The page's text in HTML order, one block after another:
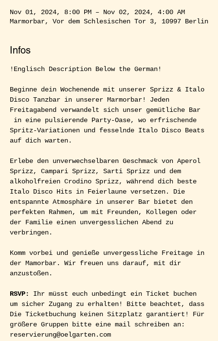
Nov 01, 2024, 8:00 PM – Nov 02, 2024, 4:00 AM
Marmorbar, Vor dem Schlesischen Tor 3, 10997 Berlin
Infos
!Englisch Description Below the German!
Beginne dein Wochenende mit unserer Sprizz & Italo
Disco Tanzbar in unserer Marmorbar! Jeden
Freitagabend verwandelt sich unser gemütliche Bar
in eine pulsierende Party-Oase, wo erfrischende
Spritz-Variationen und fesselnde Italo Disco Beats
auf dich warten.
Erlebe den unverwechselbaren Geschmack von Aperol
Sprizz, Campari Sprizz, Sarti Sprizz und dem
alkoholfreien Crodino Sprizz, während dich beste
Italo Disco Hits in Feierlaune versetzen. Die
entspannte Atmosphäre in unserer Bar bietet den
perfekten Rahmen, um mit Freunden, Kollegen oder
der Familie einen unvergesslichen Abend zu
verbringen.
Komm vorbei und genieße unvergessliche Freitage in
der Mamorbar. Wir freuen uns darauf, mit dir
anzustoßen.
RSVP: Ihr müsst euch unbedingt ein Ticket buchen
um sicher Zugang zu erhalten! Bitte beachtet, dass
Die Ticketbuchung keinen Sitzplatz garantiert! Für
größere Gruppen bitte eine mail schreiben an:
reservierung@oelgarten.com